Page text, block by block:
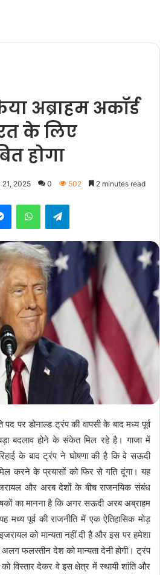
अब्राहम अकॉर्ड
के लिए
होगा
2025 0 502 2 minutes read
पद पर डोनाल्ड ट्रंप की वापसी के बाद मध्य पूर्व
बदलाव होने के संकेत मिल रहे है। गाजा में
के बाद ट्रंप ने घोषणा की है कि वे सऊदी
करने के प्रयासों को फिर से गति दूंगा। यह
और अरब देशों के बीच राजनयिक संबंध
का मानना है कि अगर सऊदी अरब अब्राहम
मध्य पूर्व की राजनीति में एक ऐतिहासिक मोड़
को मान्यता नहीं दी है और इस पर हमेशा
फलस्तीन देश को मान्यता देनी होगी। ट्रंप
विस्तार देकर वे इस क्षेत्र में स्थायी शांति और